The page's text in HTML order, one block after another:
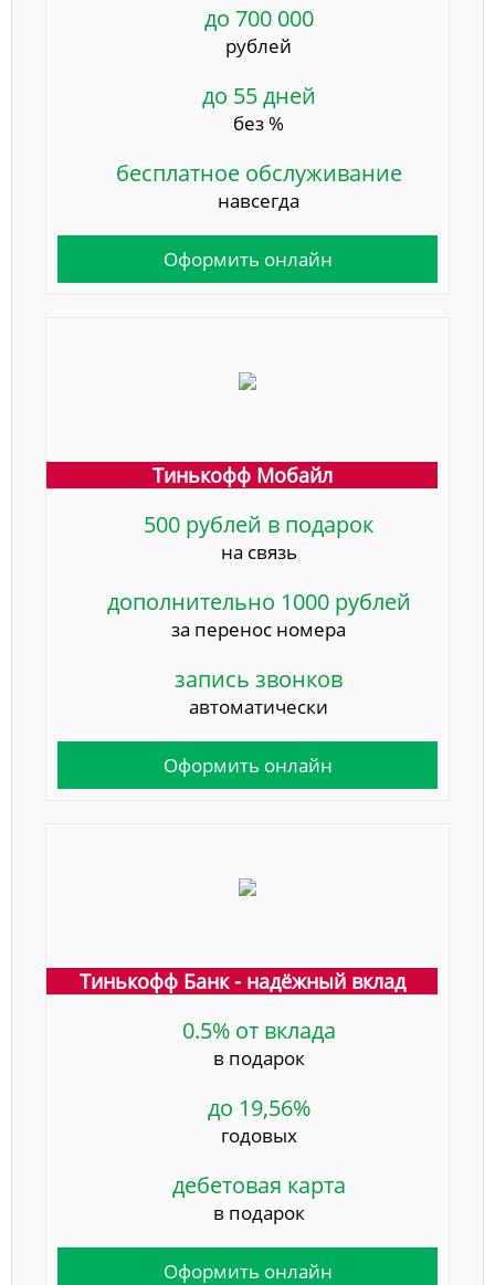
до 700 000
рублей
до 55 дней
без %
бесплатное обслуживание
навсегда
Оформить онлайн
Тинькофф Мобайл
500 рублей в подарок
на связь
дополнительно 1000 рублей
за перенос номера
запись звонков
автоматически
Оформить онлайн
Тинькофф Банк - надёжный вклад
0.5% от вклада
в подарок
до 19,56%
годовых
дебетовая карта
в подарок
Оформить онлайн